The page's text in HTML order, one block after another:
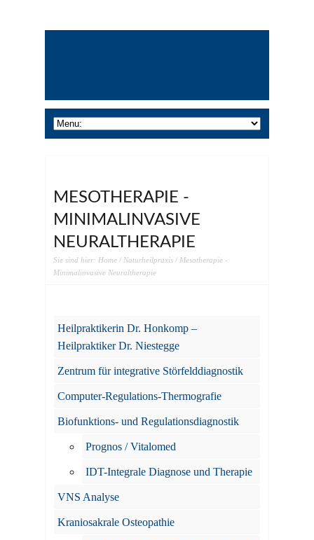
MESOTHERAPIE -
MINIMALINVASIVE
NEURALTHERAPIE
Sie sind hier: Home / Naturheilpraxis / Mesotherapie -
Minimalinvasive Neuraltherapie
Heilpraktikerin Dr. Honkomp –
Heilpraktiker Dr. Niestegge
Zentrum für integrative Störfelddiagnostik
Computer-Regulations-Thermografie
Biofunktions- und Regulationsdiagnostik
Prognos / Vitalomed
IDT-Integrale Diagnose und Therapie
VNS Analyse
Kraniosakrale Osteopathie